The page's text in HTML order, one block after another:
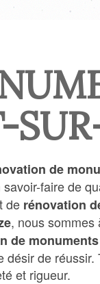
de
savoir-faire de
de rénovation
, nous sommes
de
de
et rigueur.